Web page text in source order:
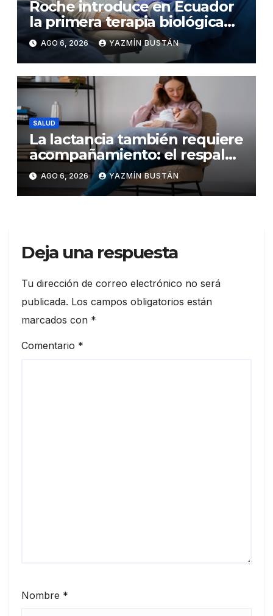
Roche introduce en Ecuador
la primera terapia biológica
de precisión capaz de
detener el daño renal por
nefritis lúpica
AGO 6, 2026 YAZMÍN BUSTÁN
SALUD
La lactancia también requiere
acompañamiento: el respaldo
que necesitan la madre y el
bebé
AGO 6, 2026 YAZMÍN BUSTÁN
Deja una respuesta
Tu dirección de correo electrónico no será
publicada. Los campos obligatorios están
marcados con *
Comentario *
Nombre *